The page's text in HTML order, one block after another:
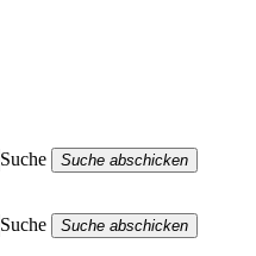
Suche
Suche abschicken
Suche
Suche abschicken